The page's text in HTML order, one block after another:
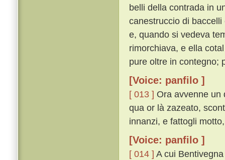
belli della contrada in
canestruccio di
e, quando si vedeva
rimorchiava, e ella
pure oltre in contegno;
[Voice: panfilo ]
[ 013 ] Ora avvenne un
qua or là zazeato,
innanzi, e fattogli
[Voice: panfilo ]
[ 014 ] A cui